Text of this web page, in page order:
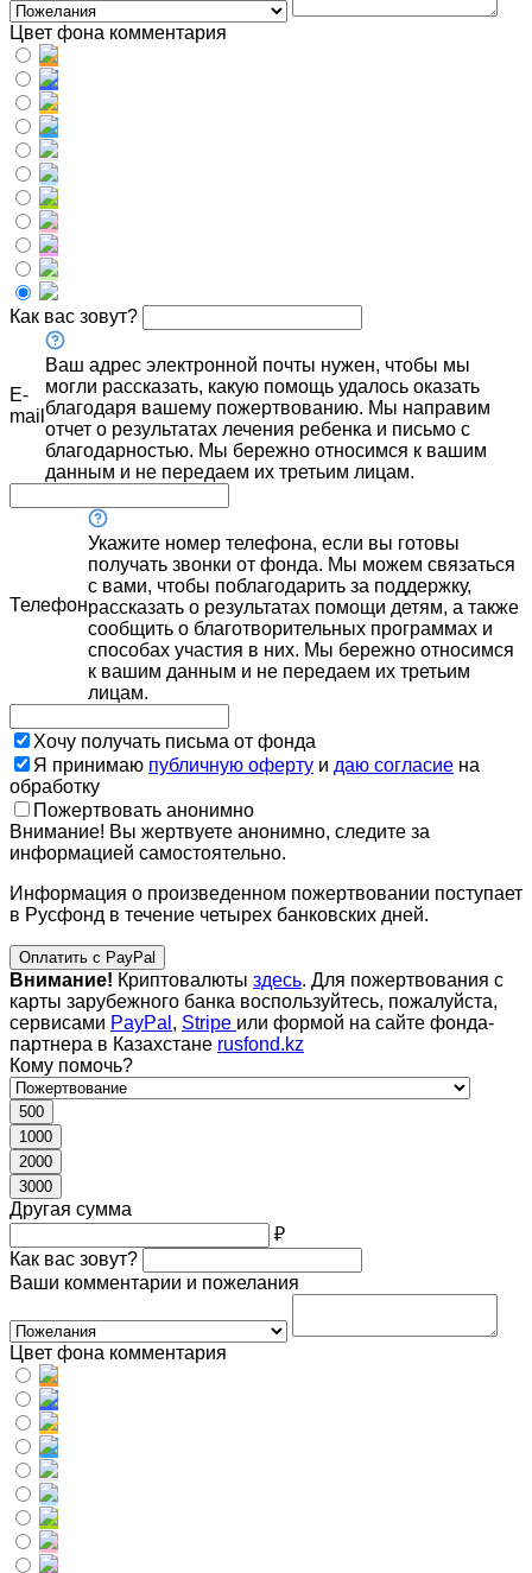
Цвет фона комментария
Как вас зовут?
E-
mail
Ваш адрес электронной почты нужен, чтобы мы
могли рассказать, какую помощь удалось оказать
благодаря вашему пожертвованию. Мы направим
отчет о результатах лечения ребенка и письмо с
благодарностью. Мы бережно относимся к вашим
данным и не передаем их третьим лицам.
Телефон
Укажите номер телефона, если вы готовы
получать звонки от фонда. Мы можем связаться
с вами, чтобы поблагодарить за поддержку,
рассказать о результатах помощи детям, а также
сообщить о благотворительных программах и
способах участия в них. Мы бережно относимся
к вашим данным и не передаем их третьим
лицам.
Хочу получать письма от фонда
Я принимаю публичную оферту и даю согласие на
обработку
Пожертвовать анонимно
Внимание! Вы жертвуете анонимно, следите за
информацией самостоятельно.
Информация о произведенном пожертвовании поступает
в Русфонд в течение четырех банковских дней.
Оплатить с PayPal
Внимание! Криптовалюты здесь. Для пожертвования с
карты зарубежного банка воспользуйтесь, пожалуйста,
сервисами PayPal , Stripe или формой на сайте фонда-
партнера в Казахстане rusfond.kz
Кому помочь?
500
1000
2000
3000
Другая сумма
₽
Как вас зовут?
Ваши комментарии и пожелания
Цвет фона комментария